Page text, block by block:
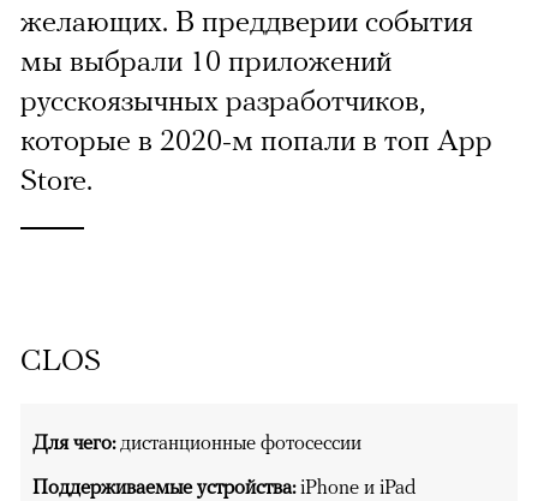
желающих. В преддверии события
мы выбрали 10 приложений
русскоязычных разработчиков,
которые в 2020-м попали в топ App
Store.
CLOS
Для чего:дистанционные фотосессии
Поддерживаемые устройства:iPhone и iPad